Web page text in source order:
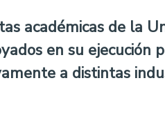
académicas de la
en su ejecución
a distintas